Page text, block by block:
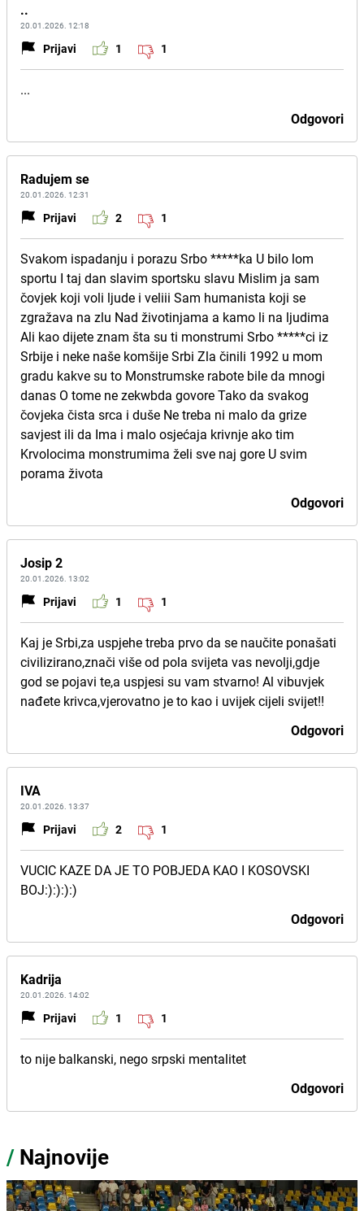
..
20.01.2026. 12:18
Prijavi 1 1
...
Odgovori
Radujem se
20.01.2026. 12:31
Prijavi 2 1
Svakom ispadanju i porazu Srbo *****ka U bilo lom
sportu I taj dan slavim sportsku slavu Mislim ja sam
čovjek koji voli ljude i veliii Sam humanista koji se
zgražava na zlu Nad životinjama a kamo li na ljudima
Ali kao dijete znam šta su ti monstrumi Srbo *****ci iz
Srbije i neke naše komšije Srbi Zla činili 1992 u mom
gradu kakve su to Monstrumske rabote bile da mnogi
danas O tome ne zekwbda govore Tako da svakog
čovjeka čista srca i duše Ne treba ni malo da grize
savjest ili da Ima i malo osjećaja krivnje ako tim
Krvolocima monstrumima želi sve naj gore U svim
porama života
Odgovori
Josip 2
20.01.2026. 13:02
Prijavi 1 1
Kaj je Srbi,za uspjehe treba prvo da se naučite ponašati
civilizirano,znači više od pola svijeta vas nevolji,gdje
god se pojavi te,a uspjesi su vam stvarno! Al vibuvjek
nađete krivca,vjerovatno je to kao i uvijek cijeli svijet!!
Odgovori
IVA
20.01.2026. 13:37
Prijavi 2 1
VUCIC KAZE DA JE TO POBJEDA KAO I KOSOVSKI
BOJ:):):):)
Odgovori
Kadrija
20.01.2026. 14:02
Prijavi 1 1
to nije balkanski, nego srpski mentalitet
Odgovori
/ Najnovije